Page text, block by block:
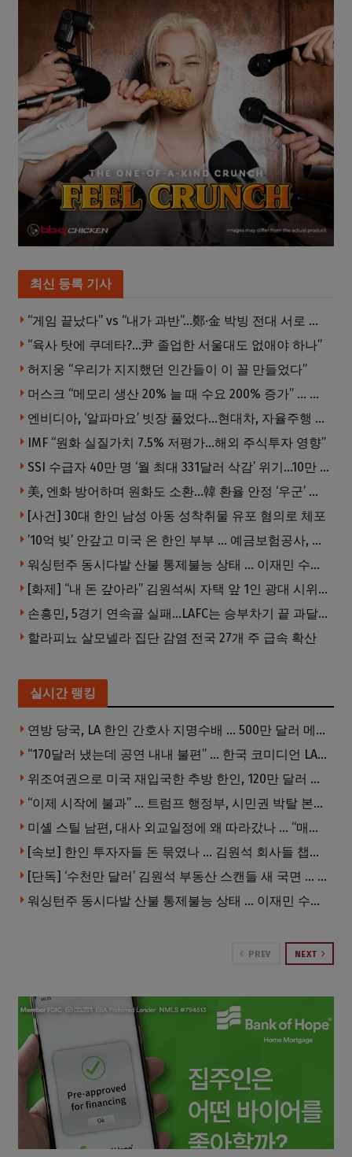
최신 등록 기사
“게임 끝났다” vs “내가 과반”…鄭·金 박빙 전대 서로 우위 주장
“육사 탓에 쿠데타?…尹 졸업한 서울대도 없애야 하나”
허지웅 “우리가 지지했던 인간들이 이 꼴 만들었다”
머스크 “메모리 생산 20% 늘 때 수요 200% 증가” … 반도체 매출 1조달러 눈 앞
엔비디아, ‘알파마요’ 빗장 풀었다…현대차, 자율주행 속도내나
IMF “원화 실질가치 7.5% 저평가…해외 주식투자 영향”
SSI 수급자 40만 명 ‘월 최대 331달러 삭감’ 위기…10만 명은 수급자격 상실
美, 엔화 방어하며 원화도 소환…韓 환율 안정 ‘우군’ 되나
[사건] 30대 한인 남성 아동 성착취물 유포 혐의로 체포
’10억 빚’ 안갚고 미국 온 한인 부부 … 예금보험공사, 미국서 소송
워싱턴주 동시다발 산불 통제불능 상태 … 이재민 수십만명
[화제] “내 돈 갚아라” 김원석씨 자택 앞 1인 광대 시위 … 한인 투자사, “108만 달러 못받아”
손흥민, 5경기 연속골 실패…LAFC는 승부차기 끝 과달라하라 격파
할라피뇨 살모넬라 집단 감염 전국 27개 주 급속 확산
실시간 랭킹
연방 당국, LA 한인 간호사 지명수배 … 500만 달러 메디캐어 사기, 선고 직전 한국 도주
“170달러 냈는데 공연 내내 불편” … 한국 코미디언 LA공연, 음향 불량에 외모 비하 개그 논란
위조여권으로 미국 재입국한 추방 한인, 120만 달러 은행 사기 행각
“이제 시작에 불과” … 트럼프 행정부, 시민권 박탈 본격화
미셸 스틸 남편, 대사 외교일정에 왜 따라갔나 … “매우 이례적”
[속보] 한인 투자자들 돈 묶였나 … 김원석 회사들 챕터7 강제파산·자진파산 잇따라 신청
[단독] ‘수천만 달러’ 김원석 부동산 스캔들 새 국면 … 한인 투자자들 소송 잇따라 ‘디폴트’ 절차
워싱턴주 동시다발 산불 통제불능 상태 … 이재민 수십만명
PREV NEXT